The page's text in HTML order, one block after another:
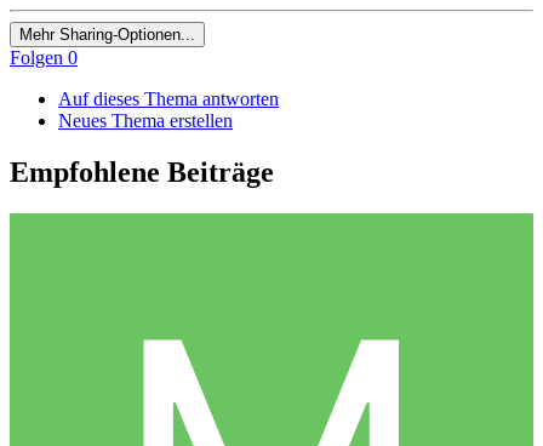
Mehr Sharing-Optionen...
Folgen 0
Auf dieses Thema antworten
Neues Thema erstellen
Empfohlene Beiträge